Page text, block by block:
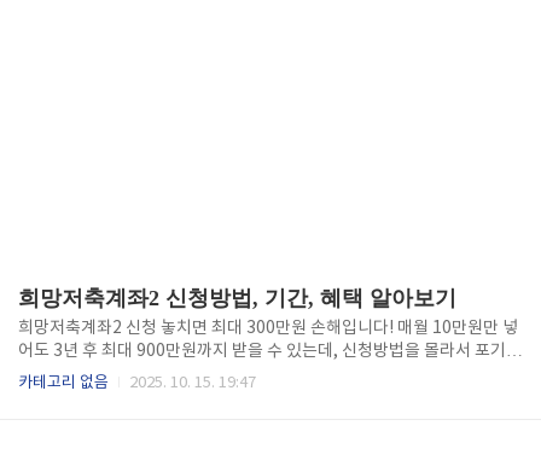
희망저축계좌2 신청방법, 기간, 혜택 알아보기
희망저축계좌2 신청 놓치면 최대 300만원 손해입니다! 매월 10만원만 넣
어도 3년 후 최대 900만원까지 받을 수 있는데, 신청방법을 몰라서 포기하
는 분들이 너무 많습니다. 지금 바로 5분 투자로 평생 혜택을 확보하세요.
카테고리 없음 2025. 10. 15. 19:47